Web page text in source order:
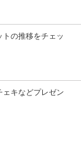
の推移をチェッ
キなどプレゼン